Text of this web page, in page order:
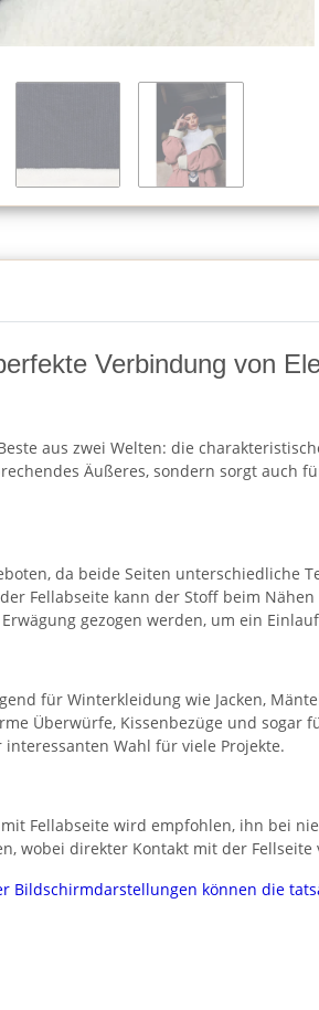
Verbindung von
aus zwei Welten: die
Äußeres, sondern sorgt auch
da beide Seiten
Fellabseite kann der Stoff beim
gezogen werden, um ein
für Winterkleidung wie Jacken,
Überwürfe, Kissenbezüge und
Wahl für viele Projekte.
Fellabseite wird empfohlen, ihn bei
wobei direkter Kontakt mit der
Bildschirmdarstellungen können die